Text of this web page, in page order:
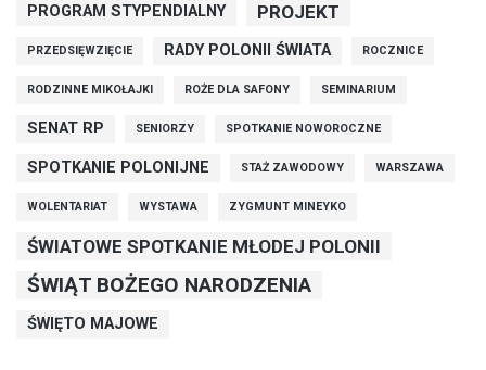
PROGRAM STYPENDIALNY PROJEKT
PRZEDSIĘWZIĘCIE RADY POLONII ŚWIATA ROCZNICE
RODZINNE MIKOŁAJKI ROŻE DLA SAFONY SEMINARIUM
SENAT RP SENIORZY SPOTKANIE NOWOROCZNE
SPOTKANIE POLONIJNE STAŻ ZAWODOWY WARSZAWA
WOLENTARIAT WYSTAWA ZYGMUNT MINEYKO
ŚWIATOWE SPOTKANIE MŁODEJ POLONII
ŚWIĄT BOŻEGO NARODZENIA
ŚWIĘTO MAJOWE